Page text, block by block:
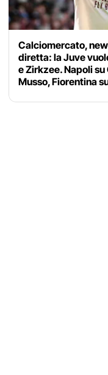
Calciomercato,
diretta: la Juve
e Zirkzee. Napoli
Musso, Fiorentina